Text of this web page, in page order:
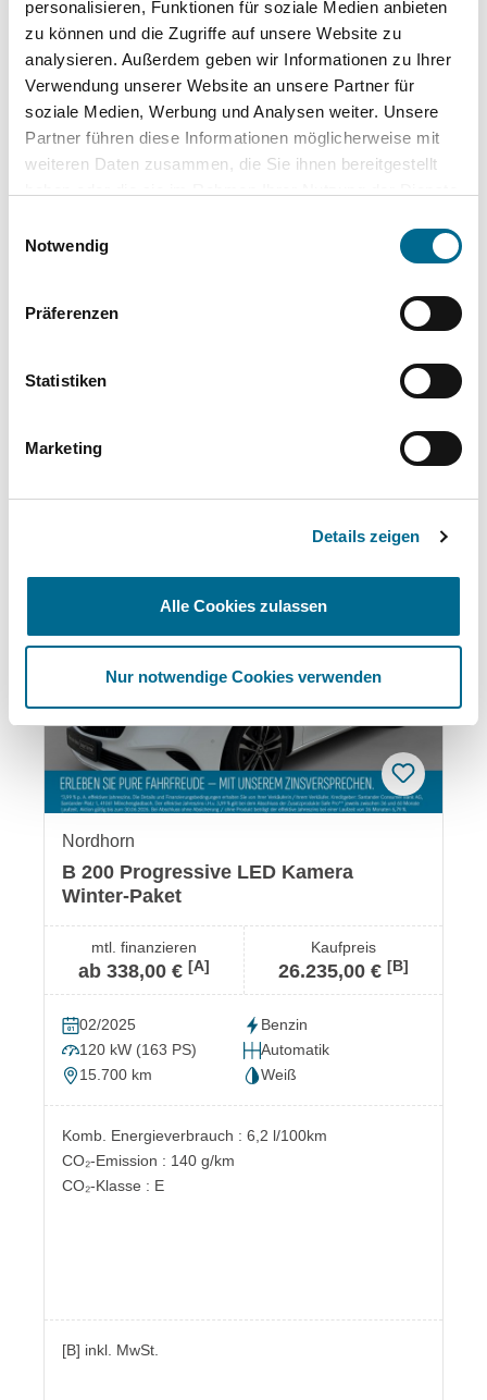
personalisieren, Funktionen für soziale Medien anbieten
zu können und die Zugriffe auf unsere Website zu
analysieren. Außerdem geben wir Informationen zu Ihrer
Verwendung unserer Website an unsere Partner für
soziale Medien, Werbung und Analysen weiter. Unsere
Partner führen diese Informationen möglicherweise mit
weiteren Daten zusammen, die Sie ihnen bereitgestellt
Cookies, wenn Sie unsere Webseite weiterhin nutzen.
Notwendig
Präferenzen
Statistiken
Marketing
Details zeigen
Alle Cookies zulassen
Nur notwendige Cookies verwenden
Sportsitze
Komplette Ausstattungsliste
Lingener Str. 115
Nordhorn
B 200 Progressive LED Kamera
Winter-Paket
mtl. finanzieren
ab 338,00 € [A]
Kaufpreis
26.235,00 € [B]
02/2025
Benzin
120 kW (163 PS)
Automatik
15.700 km
Weiß
Komb. Energieverbrauch : 6,2 l/100km
CO₂-Emission : 140 g/km
CO₂-Klasse : E
[B] inkl. MwSt.